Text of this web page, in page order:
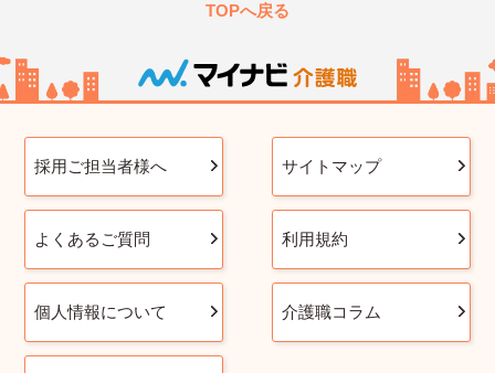
TOPへ戻る
採用ご担当者様へ サイトマップ
よくあるご質問 利用規約
個人情報について 介護職コラム